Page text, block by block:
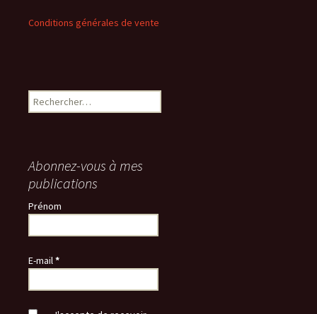
Conditions générales de vente
Rechercher :
Abonnez-vous à mes
publications
Prénom
E-mail*